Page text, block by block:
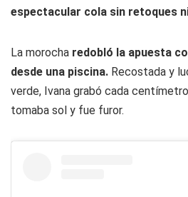
espectacular cola sin retoques
La morocha redobló la apuesta
desde una piscina. Recostada y
verde, Ivana grabó cada
tomaba sol y fue furor.